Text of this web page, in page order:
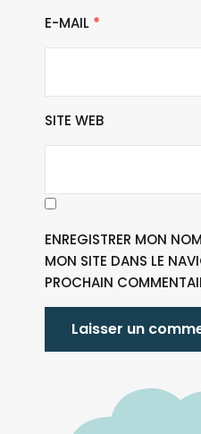
E-MAIL *
SITE WEB
ENREGISTRER MON
MON SITE DANS LE
PROCHAIN